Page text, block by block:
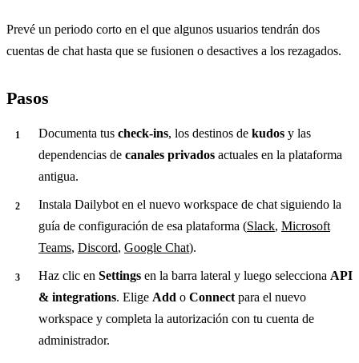
Prevé un periodo corto en el que algunos usuarios tendrán dos
cuentas de chat hasta que se fusionen o desactives a los rezagados.
Pasos
Documenta tus check-ins, los destinos de kudos y las
dependencias de canales privados actuales en la plataforma
antigua.
Instala Dailybot en el nuevo workspace de chat siguiendo la
guía de configuración de esa plataforma (Slack, Microsoft
Teams, Discord, Google Chat).
Haz clic en Settings en la barra lateral y luego selecciona API
& integrations. Elige Add o Connect para el nuevo
workspace y completa la autorización con tu cuenta de
administrador.